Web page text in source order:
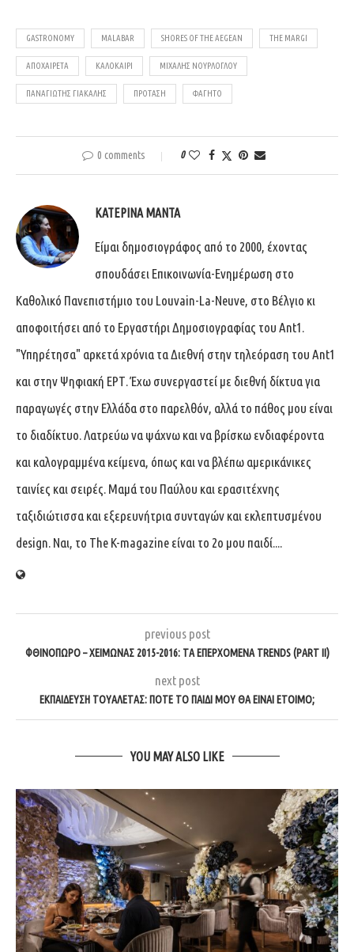
GASTRONOMY MALABAR SHORES OF THE AEGEAN THE MARGI
ΑΠΟΧΑΙΡΕΤΆ ΚΑΛΟΚΑΊΡΙ ΜΙΧΆΛΗΣ ΝΟΥΡΛΌΓΛΟΥ
ΠΑΝΑΓΙΏΤΗΣ ΓΙΑΚΑΛΉΣ ΠΡΌΤΑΣΗ ΦΑΓΗΤΌ
0 comments 0
ΚΑΤΕΡΊΝΑ ΜΑΝΤΆ
Είμαι δημοσιογράφος από το 2000, έχοντας
σπουδάσει Επικοινωνία-Ενημέρωση στο
Καθολικό Πανεπιστήμιο του Louvain-La-Neuve, στο Βέλγιο κι
αποφοιτήσει από το Εργαστήρι Δημοσιογραφίας του Ant1.
"Υπηρέτησα" αρκετά χρόνια τα Διεθνή στην τηλεόραση του Ant1
και στην Ψηφιακή ΕΡΤ. Έχω συνεργαστεί με διεθνή δίκτυα για
παραγωγές στην Ελλάδα στο παρελθόν, αλλά το πάθος μου είναι
το διαδίκτυο. Λατρεύω να ψάχνω και να βρίσκω ενδιαφέροντα
και καλογραμμένα κείμενα, όπως και να βλέπω αμερικάνικες
ταινίες και σειρές. Μαμά του Παύλου και ερασιτέχνης
ταξιδιώτισσα και εξερευνήτρια συνταγών και εκλεπτυσμένου
design. Ναι, το The K-magazine είναι το 2ο μου παιδί....
previous post
ΦΘΙΝΌΠΩΡΟ – ΧΕΙΜΏΝΑΣ 2015-2016: ΤΑ ΕΠΕΡΧΌΜΕΝΑ TRENDS (PART II)
next post
ΕΚΠΑΊΔΕΥΣΗ ΤΟΥΑΛΈΤΑΣ: ΠΌΤΕ ΤΟ ΠΑΙΔΊ ΜΟΥ ΘΑ ΕΊΝΑΙ ΈΤΟΙΜΟ;
YOU MAY ALSO LIKE